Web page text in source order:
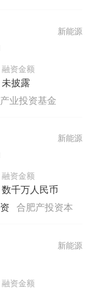
融资金额
未披露
新能源
业投资基金
融资金额
数千万人民币
新能源
合肥产投资本
融资金额
新能源